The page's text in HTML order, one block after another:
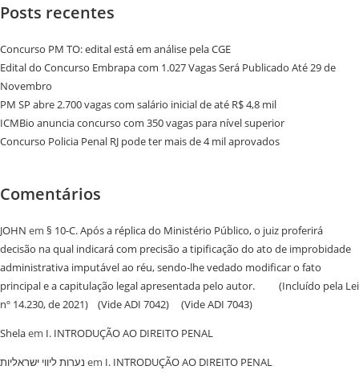
Posts recentes
Concurso PM TO: edital está em análise pela CGE
Edital do Concurso Embrapa com 1.027 Vagas Será Publicado Até 29 de
Novembro
PM SP abre 2.700 vagas com salário inicial de até R$ 4,8 mil
ICMBio anuncia concurso com 350 vagas para nível superior
Concurso Policia Penal RJ pode ter mais de 4 mil aprovados
Comentários
JOHN em § 10-C. Após a réplica do Ministério Público, o juiz proferirá
decisão na qual indicará com precisão a tipificação do ato de improbidade
administrativa imputável ao réu, sendo-lhe vedado modificar o fato
principal e a capitulação legal apresentada pelo autor. (Incluído pela Lei
nº 14.230, de 2021) (Vide ADI 7042) (Vide ADI 7043)
Shelaem I. INTRODUÇÃO AO DIREITO PENAL
נערות ליווי ישראליות em I. INTRODUÇÃO AO DIREITO PENAL